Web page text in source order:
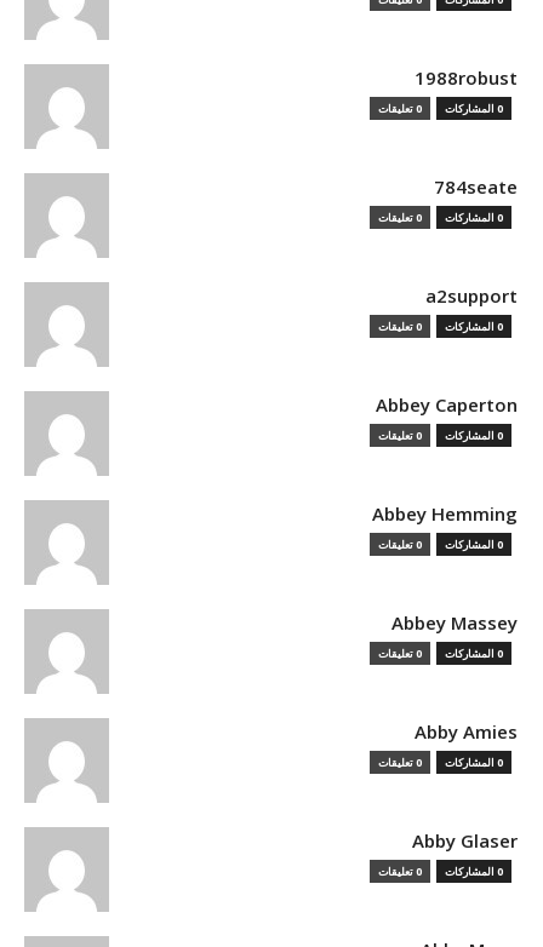
1988robust
0 المشاركات 0 تعليقات
784seate
0 المشاركات 0 تعليقات
a2support
0 المشاركات 0 تعليقات
Abbey Caperton
0 المشاركات 0 تعليقات
Abbey Hemming
0 المشاركات 0 تعليقات
Abbey Massey
0 المشاركات 0 تعليقات
Abby Amies
0 المشاركات 0 تعليقات
Abby Glaser
0 المشاركات 0 تعليقات